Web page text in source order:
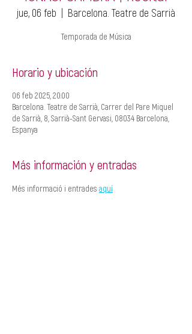
jue, 06 feb
  |
Barcelona. Teatre de Sarrià
Temporada de Música
Horario y ubicación
06 feb 2025, 20:00
Barcelona. Teatre de Sarrià, Carrer del Pare Miquel
de Sarrià, 8, Sarrià-Sant Gervasi, 08034 Barcelona,
Espanya
Más información y entradas
Més informació i entrades aquí